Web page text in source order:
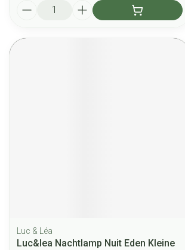
Luc & Léa
Luc&lea Nachtlamp Nuit Eden Kleine